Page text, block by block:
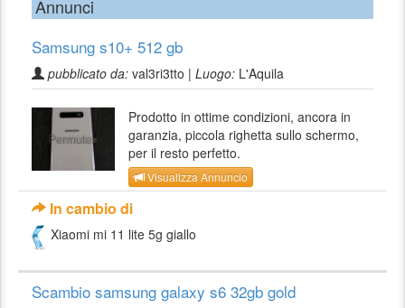
Annunci
Samsung s10+ 512 gb
pubblicato da: val3ri3tto | Luogo: L'Aquila
Prodotto in ottime condizioni, ancora in
garanzia, piccola righetta sullo schermo,
per il resto perfetto.
Visualizza Annuncio
In cambio di
Xiaomi mi 11 lite 5g giallo
Scambio samsung galaxy s6 32gb gold